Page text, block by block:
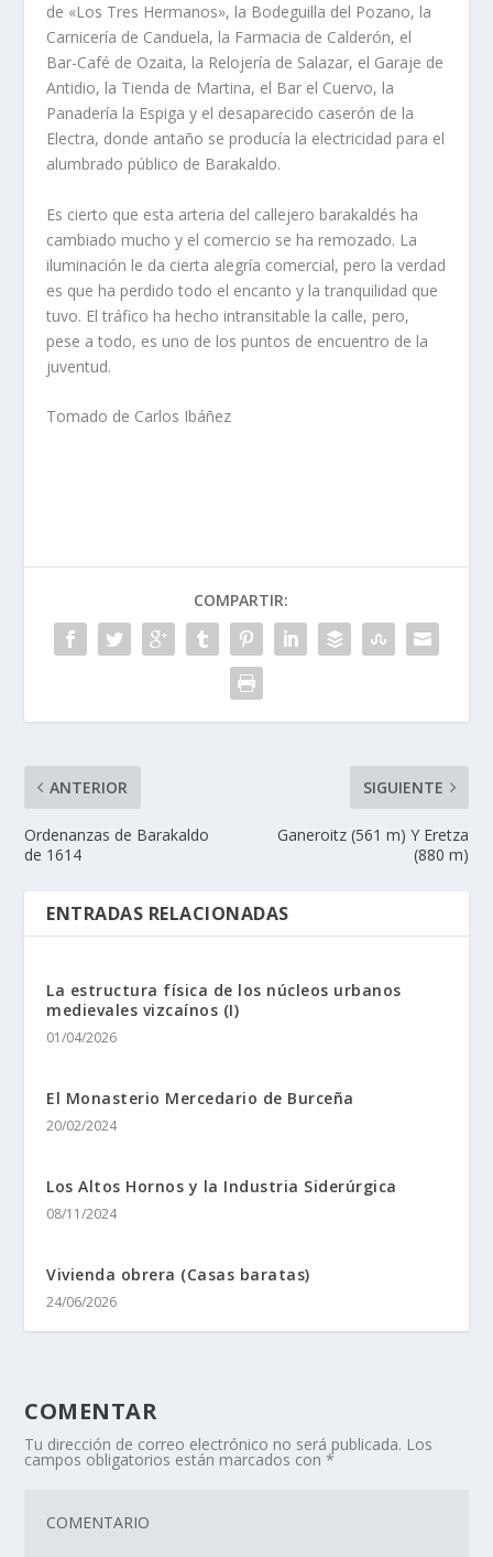
de «Los Tres Hermanos», la Bodeguilla del Pozano, la
Carnicería de Canduela, la Farmacia de Calderón, el
Bar-Café de Ozaita, la Relojería de Salazar, el Garaje de
Antidio, la Tienda de Martina, el Bar el Cuervo, la
Panadería la Espiga y el desaparecido caserón de la
Electra, donde antaño se producía la electricidad para el
alumbrado público de Barakaldo.
Es cierto que esta arteria del callejero barakaldés ha
cambiado mucho y el comercio se ha remozado. La
iluminación le da cierta alegría comercial, pero la verdad
es que ha perdido todo el encanto y la tranquilidad que
tuvo. El tráfico ha hecho intransitable la calle, pero,
pese a todo, es uno de los puntos de encuentro de la
juventud.
Tomado de Carlos Ibáñez
COMPARTIR:
ANTERIOR
Ordenanzas de Barakaldo
de 1614
SIGUIENTE
Ganeroitz (561 m) Y Eretza
(880 m)
ENTRADAS RELACIONADAS
La estructura física de los núcleos urbanos
medievales vizcaínos (I)
01/04/2026
El Monasterio Mercedario de Burceña
20/02/2024
Los Altos Hornos y la Industria Siderúrgica
08/11/2024
Vivienda obrera (Casas baratas)
24/06/2026
COMENTAR
Tu dirección de correo electrónico no será publicada. Los
campos obligatorios están marcados con*